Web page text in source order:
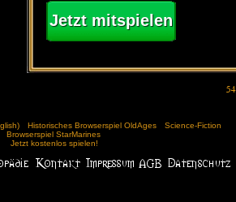
Jetzt mitspielen
Historisches Browserspiel OldAges
Science-Fiction
Browserspiel StarMarines
Jetzt kostenlos spielen!